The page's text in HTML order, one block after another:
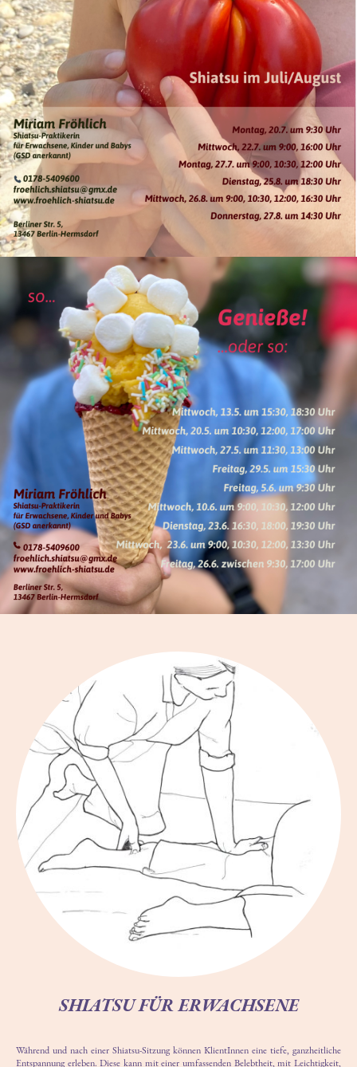
SHIATSU FÜR ERWACHSENE
Während und nach einer Shiatsu-Sitzung können KlientInnen eine tiefe, ganzheitliche
Entspannung erleben. Diese kann mit einer umfassenden Belebtheit, mit Leichtigkeit,